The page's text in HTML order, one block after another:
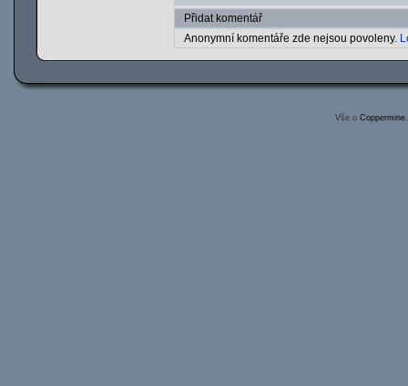
Přidat komentář
Anonymní komentáře zde nejsou povoleny.
Vše o Coppermine